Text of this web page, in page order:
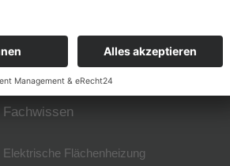
Heizungstechnik KG
Fachwissen
Elektrische Flächenheizung